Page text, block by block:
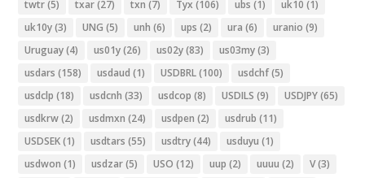
twtr(5) txar(27) txn (7) Tyx (106) ubs (1) uk10 (1)
uk10y(3) UNG (5) unh (6) ups (2) ura (6) uranio (9)
Uruguay(4) us01y(26) us02y(83) us03my(3)
usdars (158) usdaud (1) USDBRL(100) usdchf(5)
usdclp (18) usdcnh (33) usdcop (8) USDILS (9) USDJPY(65)
usdkrw(2) usdmxn (24) usdpen (2) usdrub (11)
USDSEK(1) usdtars (55) usdtry(44) usduyu (1)
usdwon (1) usdzar(5) USO (12) uup (2) uuuu (2) V(3)